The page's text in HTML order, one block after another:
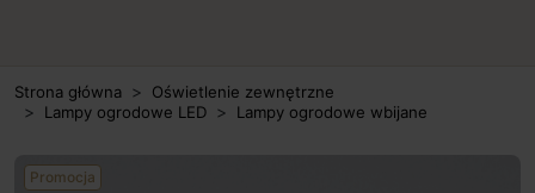
Strona główna
Oświetlenie zewnętrzne
Lampy ogrodowe LED
Lampy ogrodowe wbijane
Promocja